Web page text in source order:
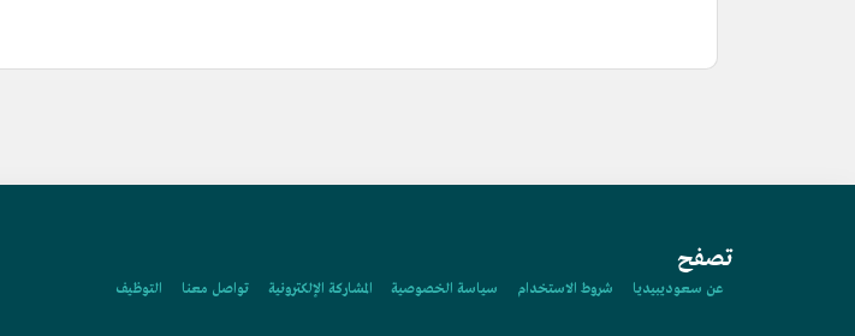
تصفح
عن سعوديبيديا شروط الاستخدام سياسة الخصوصية المشاركة الإلكترونية تواصل معنا التوظيف